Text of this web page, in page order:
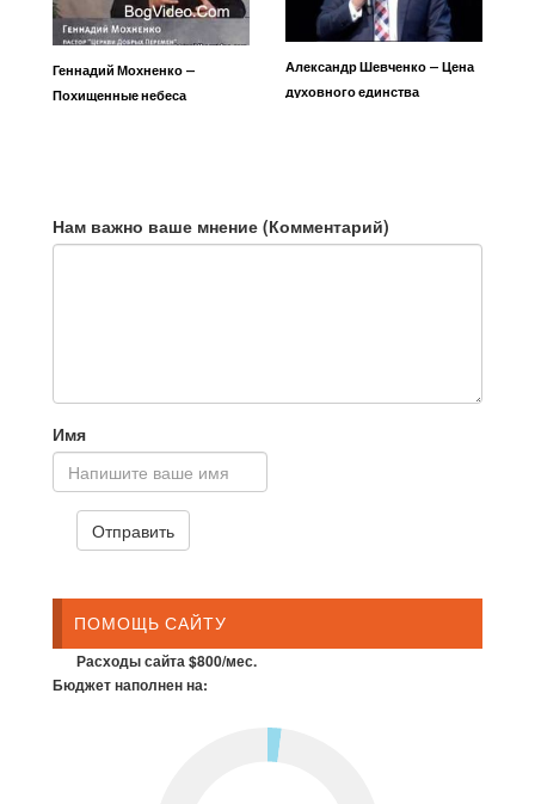
Геннадий Мохненко —
Похищенные небеса
Александр Шевченко — Цена
духовного единства
Нам важно ваше мнение (Комментарий)
Имя
ПОМОЩЬ САЙТУ
Расходы сайта $800/мес.
Бюджет наполнен на: